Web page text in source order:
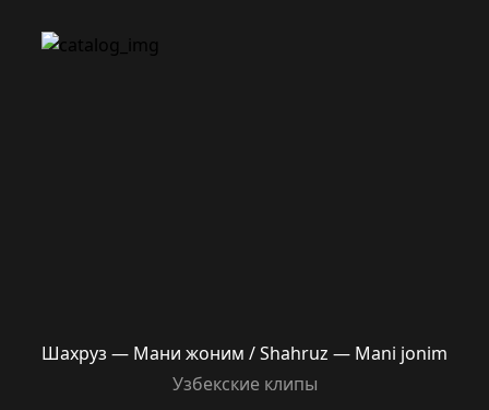
Шахруз — Мани жоним / Shahruz — Mani jonim
Узбекские клипы